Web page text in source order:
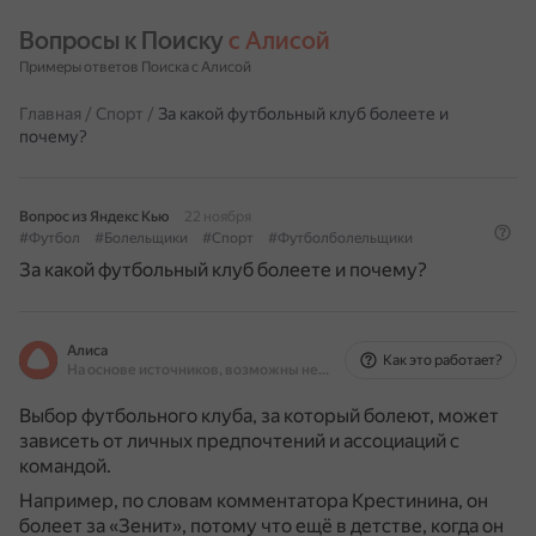
Вопросы к Поиску с Алисой
Примеры ответов Поиска с Алисой
Главная / Спорт / За какой футбольный клуб болеете и
почему?
Вопрос из Яндекс Кью
22 ноября
#Футбол
#Болельщики #Спорт #Футболболельщики
За какой футбольный клуб болеете и почему?
Алиса
На основе источников, возможны неточности
Как это работает?
Выбор футбольного клуба, за который болеют, может
зависеть от личных предпочтений и ассоциаций с
командой.
Например, по словам комментатора Крестинина, он
болеет за «Зенит», потому что ещё в детстве, когда он